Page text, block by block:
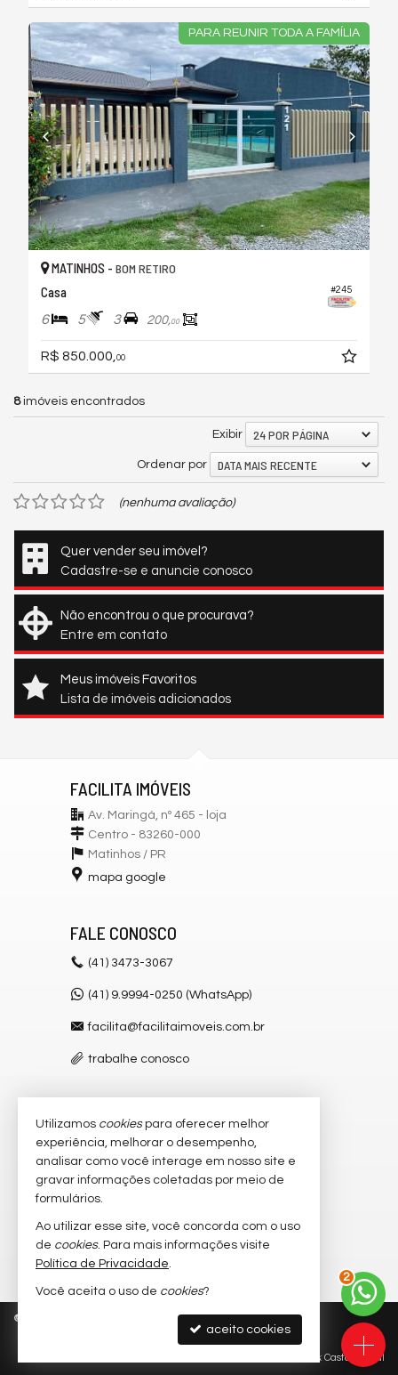
PARA REUNIR TODA A FAMÍLIA
#245
MATINHOS - BOM RETIRO
Casa
6 5 3 200,00
R$ 850.000, 00
8imóveis encontrados
Exibir 24 POR PÁGINA
Ordenar por DATA MAIS RECENTE
(nenhuma avaliação)
Quer vender seu imóvel?
Cadastre-se e anuncie conosco
Não encontrou o que procurava?
Entre em contato
Meus imóveis Favoritos
Lista de imóveis adicionados
FACILITA IMÓVEIS
Av. Maringá, nº 465 - loja
Centro - 83260-000
Matinhos / PR
mapa google
FALE CONOSCO
(41) 3473-3067
(41) 9.9994-0250 (WhatsApp)
facilita@facilitaimoveis.com.br
trabalhe conosco
VEJA MAIS
receba nosso newsletter
imóveis favoritos
mapa de imóveis
© Política de Privacidade
Site para imobiliárias: Castel Digital
2
Utilizamos cookiespara oferecer melhor
experiência, melhorar o desempenho,
analisar como você interage em nosso site e
gravar informações coletadas por meio de
formulários.
Ao utilizar esse site, você concorda com o uso
de cookies. Para mais informações visite
Política de Privacidade.
Você aceita o uso de cookies?
aceito cookies